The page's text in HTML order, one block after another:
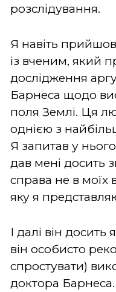
розслідування.
Я навіть
із вченим, який
дослідження
Барнеса щодо
поля Землі. Ця
однією з
Я запитав у
дав мені досить
справа не в моїх
яку я
І далі він
він особисто
спростувати)
доктора Барнеса.